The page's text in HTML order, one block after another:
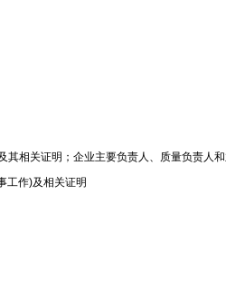
相关证明；企业主要负责人、质量负责人
工作)及相关证明